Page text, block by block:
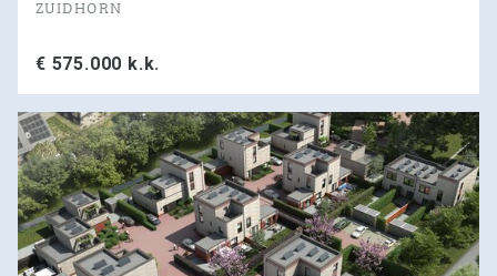
ZUIDHORN
€ 575.000 k.k.